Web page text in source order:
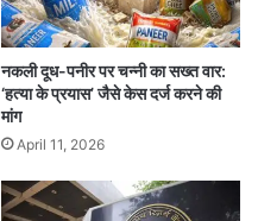
नकली दूध-पनीर पर चन्नी का सख्त वार:
‘हत्या के प्रयास’ जैसे केस दर्ज करने की
मांग
April 11, 2026